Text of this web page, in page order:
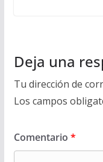
Deja una
Tu dirección de
Los campos
Comentario *